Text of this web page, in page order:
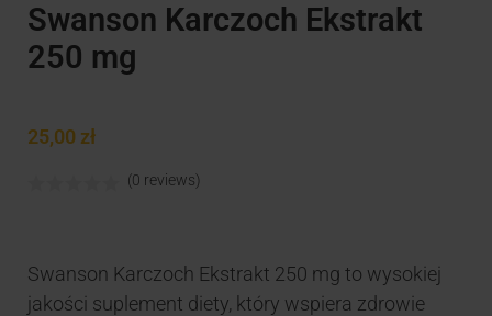
Swanson Karczoch Ekstrakt
250 mg
25,00 zł
(0 reviews)
Swanson Karczoch Ekstrakt 250 mg to wysokiej
jakości suplement diety, który wspiera zdrowie